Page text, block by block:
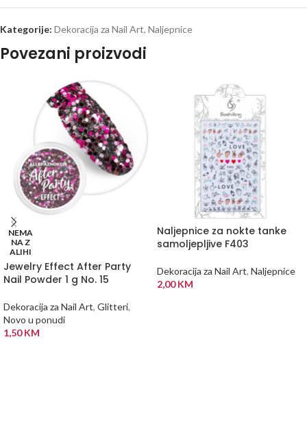
Kategorije: Dekoracija za Nail Art, Naljepnice
Povezani proizvodi
NEMA
NA Z
ALIHI
Jewelry Effect After Party
Nail Powder 1 g No. 15
Dekoracija za Nail Art, Glitteri,
Novo u ponudi
1,50KM
Naljepnice za nokte tanke
samoljepljive F403
Dekoracija za Nail Art, Naljepnice
2,00KM